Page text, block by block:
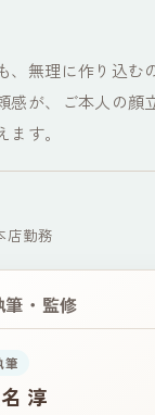
、無理に作り込む
感が、ご本人の顔
す。
勤務
筆・監修
筆
淳